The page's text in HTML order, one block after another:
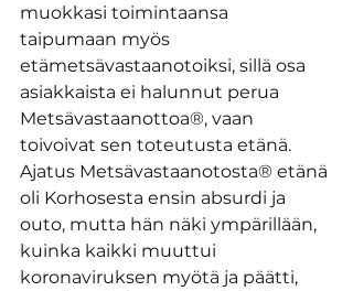
muokkasi toimintaansa
taipumaan myös
etämetsävastaanotoiksi, sillä osa
asiakkaista ei halunnut perua
Metsävastaanottoa®, vaan
toivoivat sen toteutusta etänä.
Ajatus Metsävastaanotosta® etänä
oli Korhosesta ensin absurdi ja
outo, mutta hän näki ympärillään,
kuinka kaikki muuttui
koronaviruksen myötä ja päätti,